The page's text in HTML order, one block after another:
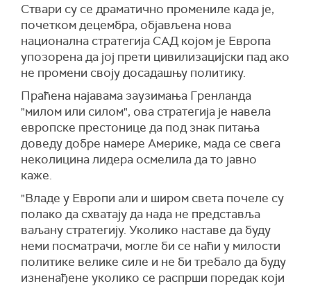
Ствари су се драматично промениле када је,
почетком децембра, објављена нова
национална стратегија САД којом је Европа
упозорена да јој прети цивилизацијски пад ако
не промени своју досадашњу политику.
Праћена најавама заузимања Гренланда
"милом или силом", ова стратегија је навела
европске престонице да под знак питања
доведу добре намере Америке, мада се свега
неколицина лидера осмелила да то јавно
каже.
"Владе у Европи али и широм света почеле су
полако да схватају да нада не представља
ваљану стратегију. Уколико наставе да буду
неми посматрачи, могле би се наћи у милости
политике велике силе и не би требало да буду
изненађене уколико се распрши поредак који